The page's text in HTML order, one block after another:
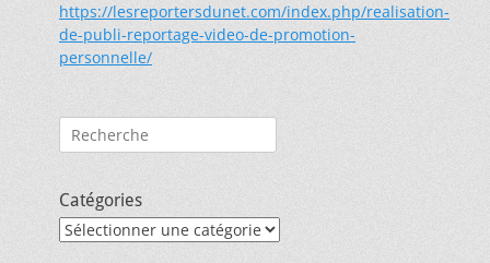
https://lesreportersdunet.com/index.php/realisation-
de-publi-reportage-video-de-promotion-
personnelle/
Rechercher :
Catégories
Catégories